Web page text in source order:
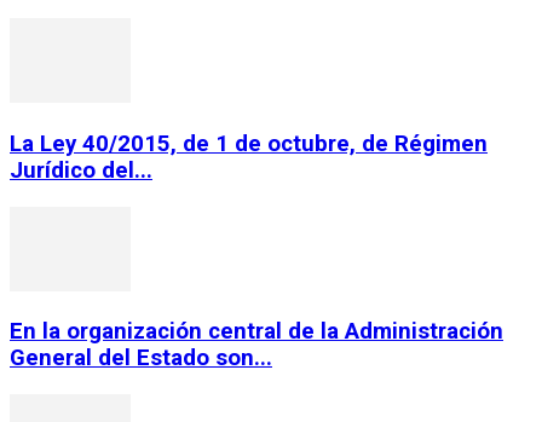
La Ley 40/2015, de 1 de octubre, de Régimen
Jurídico del...
En la organización central de la Administración
General del Estado son...